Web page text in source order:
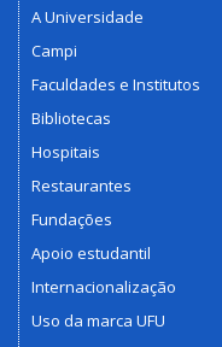
A Universidade
Campi
Faculdades e Institutos
Bibliotecas
Hospitais
Restaurantes
Fundações
Apoio estudantil
Internacionalização
Uso da marca UFU